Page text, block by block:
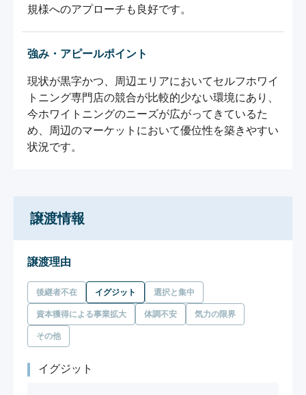
規様へのアプローチも良好です。
強み・アピールポイント
現状が黒字かつ、周辺エリアにおいてセルフホワイ
トニング専門店の競合が比較的少ない環境にあり、
今ホワイトニングのニーズが広がってきているた
め、周辺のマーケットにおいて優位性を築きやすい
状況です。
譲渡情報
譲渡理由
後継者不在 イグジット 選択と集中
資本獲得による事業拡大 体調不安 気力の限界
その他
イグジット